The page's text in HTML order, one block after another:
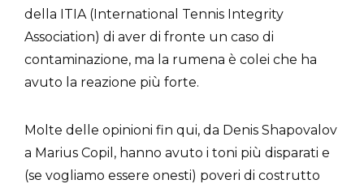
della ITIA (International Tennis Integrity
Association) di aver di fronte un caso di
contaminazione, ma la rumena è colei che ha
avuto la reazione più forte.
Molte delle opinioni fin qui, da Denis Shapovalov
a Marius Copil, hanno avuto i toni più disparati e
(se vogliamo essere onesti) poveri di costrutto